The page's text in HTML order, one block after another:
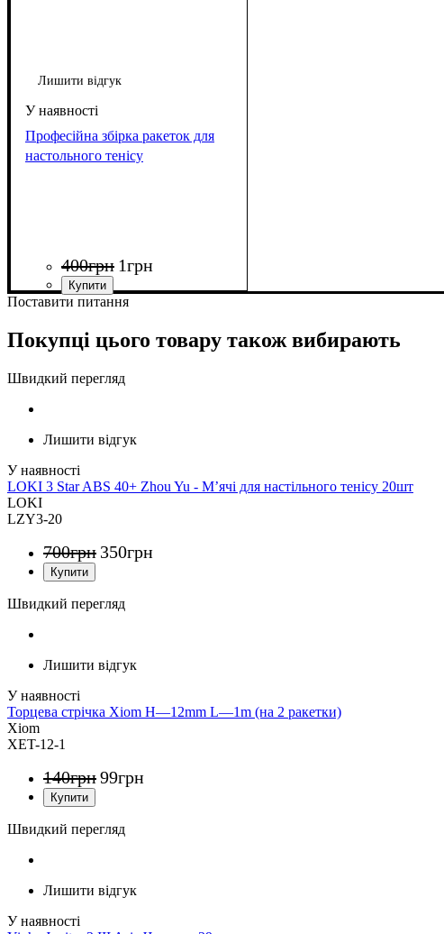
Лишити відгук
Професійна збірка ракеток для
настольного тенісу
400грн 1грн
Поставити питання
Покупці цього товару також вибирають
Швидкий перегляд
Лишити відгук
LOKI 3 Star ABS 40+ Zhou Yu - М’ячі для настільного тенісу 20шт
LOKI
LZY3-20
700грн 350грн
Швидкий перегляд
Лишити відгук
Торцева стрічка Xiom H—12mm L—1m (на 2 ракетки)
Xiom
XET-12-1
140грн99грн
Швидкий перегляд
Лишити відгук